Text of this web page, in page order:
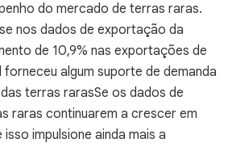
do mercado de terras raras.
nos dados de exportação da
de 10,9% nas exportações de
algum suporte de demanda
terras rarasSe os dados de
raras continuarem a crescer em
impulsione ainda mais a